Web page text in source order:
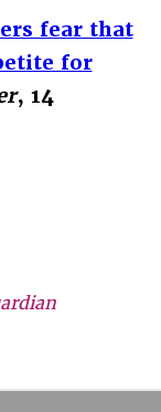
fear that
for
, 14